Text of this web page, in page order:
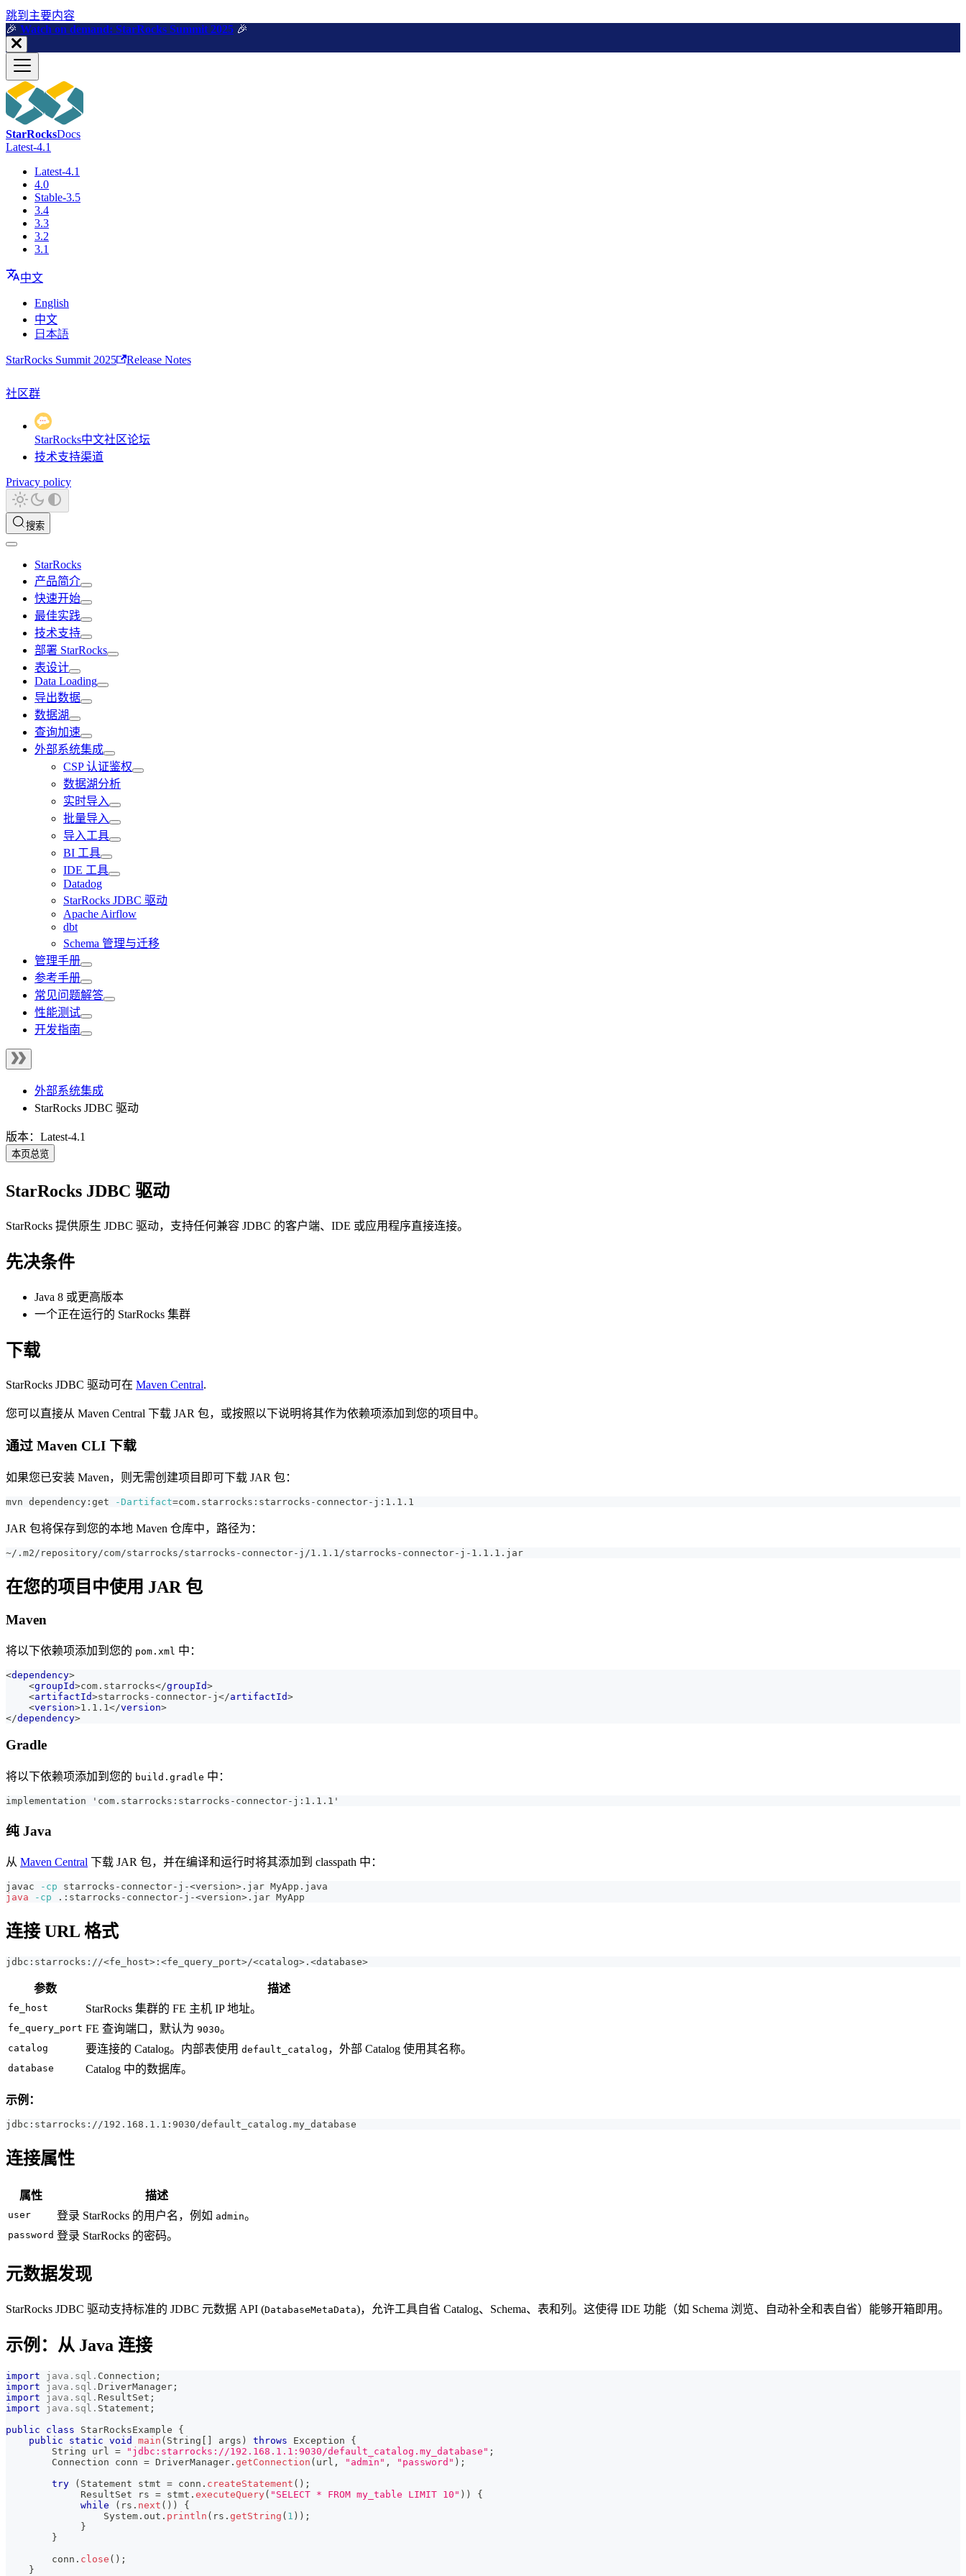
跳到主要内容
🎉️ Watch on demand: StarRocks Summit 2025 🎉️
StarRocksDocs
Latest-4.1
Latest-4.1
4.0
Stable-3.5
3.4
3.3
3.2
3.1
中文
English
中文
日本語
StarRocks Summit 2025 Release Notes
社区群
StarRocks中文社区论坛
技术支持渠道
Privacy policy
搜索
StarRocks
产品简介
快速开始
最佳实践
技术支持
部署 StarRocks
表设计
Data Loading
导出数据
数据湖
查询加速
外部系统集成
CSP 认证鉴权
数据湖分析
实时导入
批量导入
导入工具
BI 工具
IDE 工具
Datadog
StarRocks JDBC 驱动
Apache Airflow
dbt
Schema 管理与迁移
管理手册
参考手册
常见问题解答
性能测试
开发指南
外部系统集成
StarRocks JDBC 驱动
版本：Latest-4.1
本页总览
StarRocks JDBC 驱动
StarRocks 提供原生 JDBC 驱动，支持任何兼容 JDBC 的客户端、IDE 或应用程序直接连接。
先决条件
Java 8 或更高版本
一个正在运行的 StarRocks 集群
下载
StarRocks JDBC 驱动可在 Maven Central.
您可以直接从 Maven Central 下载 JAR 包，或按照以下说明将其作为依赖项添加到您的项目中。
通过 Maven CLI 下载
如果您已安装 Maven，则无需创建项目即可下载 JAR 包：
mvn dependency:get -Dartifact=com.starrocks:starrocks-connector-j:1.1.1
JAR 包将保存到您的本地 Maven 仓库中，路径为：
~/.m2/repository/com/starrocks/starrocks-connector-j/1.1.1/starrocks-connector-j-1.1.1.jar
在您的项目中使用 JAR 包
Maven
将以下依赖项添加到您的 pom.xml 中：
<dependency>
<groupId>com.starrocks</groupId>
<artifactId>starrocks-connector-j </artifactId>
<version>1.1.1</version>
</dependency>
Gradle
将以下依赖项添加到您的 build.gradle 中：
implementation 'com.starrocks:starrocks-connector-j:1.1.1'
纯 Java
从 Maven Central 下载 JAR 包，并在编译和运行时将其添加到 classpath 中：
javac -cp starrocks-connector-j-<version> .jar MyApp.java
java
-cp .:starrocks-connector-j-<version> .jar MyApp
连接 URL 格式
jdbc:starrocks://<fe_host>:<fe_query_port>/<catalog>.<database>
参数 描述
fe_host StarRocks 集群的 FE 主机 IP 地址。
fe_query_port FE 查询端口，默认为 9030。
catalog 要连接的 Catalog。内部表使用 default_catalog ，外部 Catalog 使用其名称。
database Catalog 中的数据库。
示例：
jdbc:starrocks://192.168.1.1:9030/default_catalog.my_database
连接属性
属性 描述
user 登录 StarRocks 的用户名，例如 admin。
password 登录 StarRocks 的密码。
元数据发现
StarRocks JDBC 驱动支持标准的 JDBC 元数据 API (DatabaseMetaData)，允许工具自省 Catalog、Schema、表和列。这使得 IDE 功能（如 Schema 浏览、自动补全和表自省）能够开箱即用。
示例：从 Java 连接
import java . sql . Connection ;
import
java . sql . DriverManager ;
import
java . sql . ResultSet ;
import
java . sql . Statement ;
public
class StarRocksExample
{
public
static void main ( String [ ] args ) throws Exception
{
String url = "jdbc:starrocks://192.168.1.1:9030/default_catalog.my_database" ;
Connection conn = DriverManager . getConnection ( url , "admin" , "password" ) ;
try
( Statement stmt = conn . createStatement ( ) ;
ResultSet rs = stmt . executeQuery( "SELECT * FROM my_table LIMIT 10" ) )
{
while
( rs . next ( ) )
{
System . out . println ( rs . getString ( 1 ) ) ;
}
}
        conn
. close ( ) ;
}